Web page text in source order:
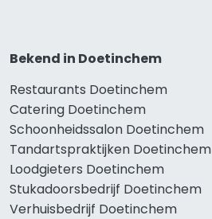
Bekend in Doetinchem
Restaurants Doetinchem
Catering Doetinchem
Schoonheidssalon Doetinchem
Tandartspraktijken Doetinchem
Loodgieters Doetinchem
Stukadoorsbedrijf Doetinchem
Verhuisbedrijf Doetinchem